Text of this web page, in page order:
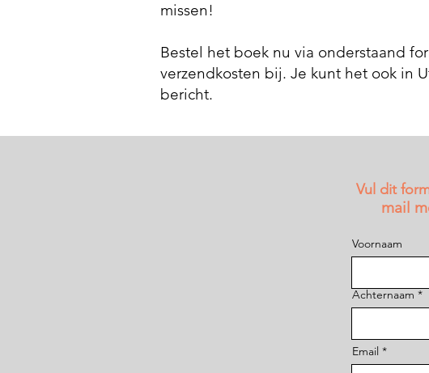
missen!
Bestel het boek nu via onderstaand
verzendkosten bij. Je kunt het ook in
bericht.
Vul dit
mail
Voornaam
Achternaam
Email